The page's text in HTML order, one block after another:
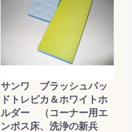
サンワ ブラッシュパッ
ドトレピカ＆ホワイトホ
ルダー （コーナー用エ
ンボス床、洗浄の新兵